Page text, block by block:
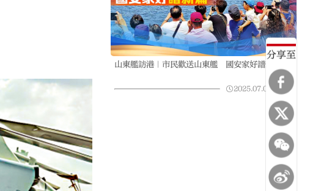
分享至
山東艦訪港｜市民歡送山東艦 國安家好譜新篇
2025.07.08 00:00